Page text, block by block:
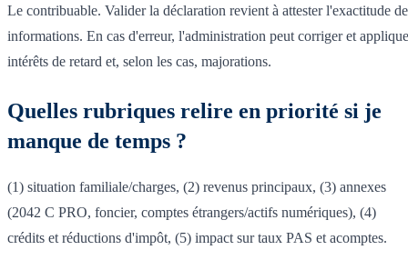
Le contribuable. Valider la déclaration revient à attester l'exactitude
informations. En cas d'erreur, l'administration peut corriger et
intérêts de retard et, selon les cas, majorations.
Quelles rubriques relire en priorité si je
manque de temps ?
(1) situation familiale/charges, (2) revenus principaux, (3) annexes
(2042 C PRO, foncier, comptes étrangers/actifs numériques), (4)
crédits et réductions d'impôt, (5) impact sur taux PAS et acomptes.